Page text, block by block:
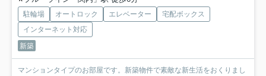
駐輪場 オートロック エレベーター
宅配ボックス
インターネット対応
新築
マンションタイプのお部屋です。新築物件で素敵な新生活をおくりまし